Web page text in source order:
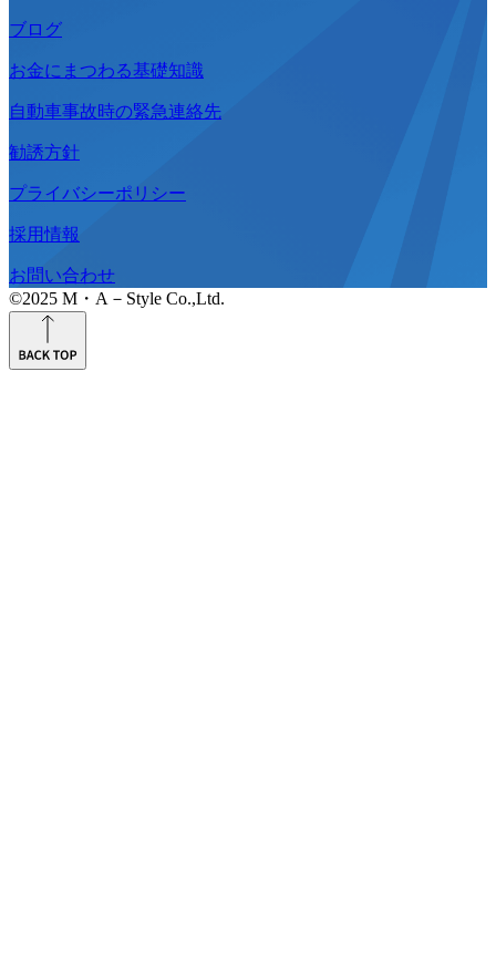
ブログ
お金にまつわる基礎知識
自動車事故時の緊急連絡先
勧誘方針
プライバシーポリシー
採用情報
お問い合わせ
©2025 M・A－Style Co.,Ltd.